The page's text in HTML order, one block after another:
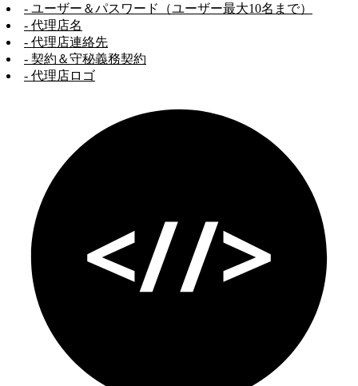
- ユーザー＆パスワード（ユーザー最大10名まで）
- 代理店名
- 代理店連絡先
- 契約＆守秘義務契約
- 代理店ロゴ